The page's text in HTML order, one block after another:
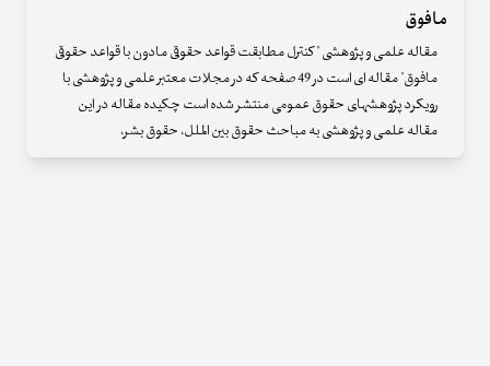
مافوق
مقاله علمی و پژوهشی " کنترل مطابقت قواعد حقوقی مادون با قواعد حقوقی
مافوق" مقاله ای است در 49 صفحه که در مجلات معتبر علمی و پژوهشی با
رویکرد پژوهشهای حقوق عمومی منتشر شده است چکیده مقاله در این
مقاله علمی و پژوهشی به مباحث حقوق بین الملل، حقوق بشر،